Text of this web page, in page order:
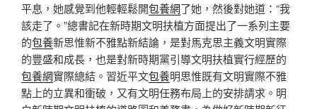
平息，她感覺到他輕輕鬆開包養網了她，然後對她道：“我
該走了。”總書記在新時期文明扶植方面提出了一系列主要
的包養新思惟新不雅點新結論，是對馬克思主義文明實際
的豐盛和成長，也是對新時期黨引導文明扶植實行經歷的
包養網實際總結。習近平文包養明思惟既有文明實際不雅
點上的立異和衝破，又有文明任務布局上的安排請求。明